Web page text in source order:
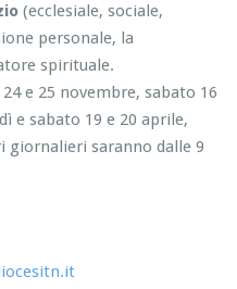
(ecclesiale, sociale,
personale, la
spirituale.
e 25 novembre, sabato 16
e sabato 19 e 20 aprile,
giornalieri saranno dalle 9